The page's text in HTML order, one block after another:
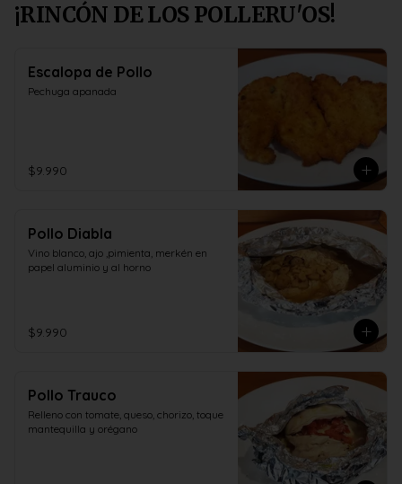
¡RINCÓN DE LOS POLLERU'OS!
Escalopa de Pollo
Pechuga apanada
$9.990
Pollo Diabla
Vino blanco, ajo ,pimienta, merkén en
papel aluminio y al horno
$9.990
Pollo Trauco
Relleno con tomate, queso, chorizo, toque
mantequilla y orégano